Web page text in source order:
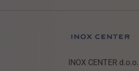
INOX CENTER d.o.o.